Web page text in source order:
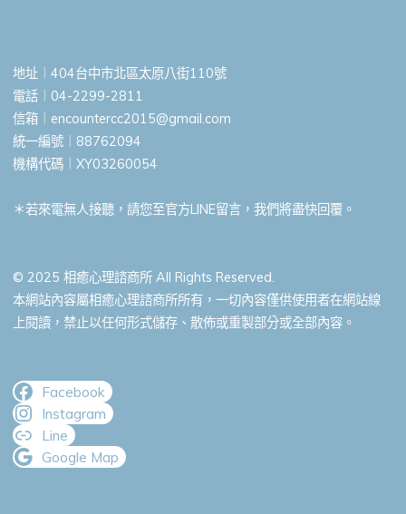
地址︱404台中市北區太原八街110號
電話︱04-2299-2811
信箱︱ encountercc2015@gmail.com
統一編號︱88762094
機構代碼︱XY03260054
＊若來電無人接聽，請您至官方LINE留言，我們將盡快回覆。
© 2025 相癒心理諮商所 All Rights Reserved.
本網站內容屬相癒心理諮商所所有，一切內容僅供使用者在網站線
上閱讀，禁止以任何形式儲存、散佈或重製部分或全部內容。
Facebook
Instagram
Line
Google Map